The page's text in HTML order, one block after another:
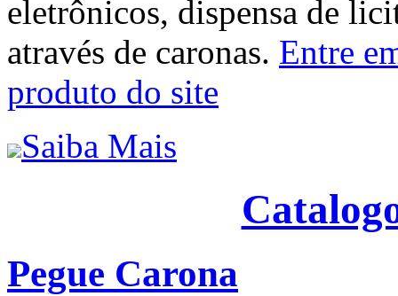
eletrônicos, dispensa de
através de caronas. Entre
produto do site
Saiba Mais
Pegue Carona